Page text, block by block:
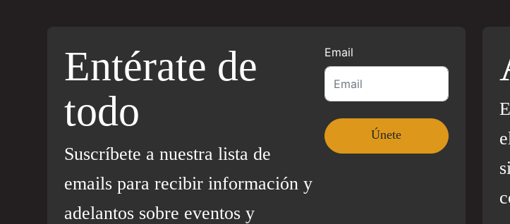
Entérate de
todo
Suscríbete a nuestra lista de
emails para recibir información y
adelantos sobre eventos y
Email